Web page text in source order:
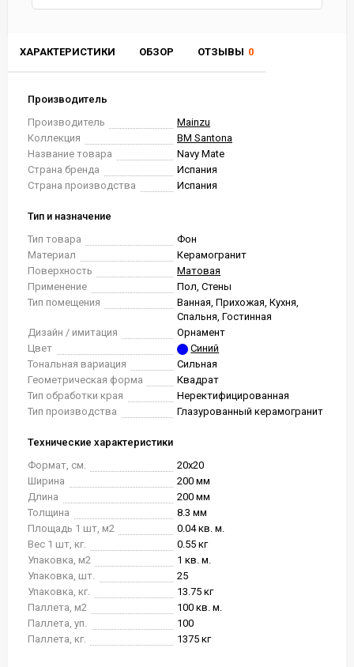
ХАРАКТЕРИСТИКИ ОБЗОР ОТЗЫВЫ 0
Производитель
Производитель
Mainzu
Коллекция
BM Santona
Название товара
Navy Mate
Страна бренда
Испания
Страна производства
Испания
Тип и назначение
Тип товара
Фон
Материал
Керамогранит
Поверхность
Матовая
Применение
Пол, Стены
Тип помещения
Ванная, Прихожая, Кухня,
Спальня, Гостинная
Дизайн / имитация
Орнамент
Цвет
Синий
Тональная вариация
Сильная
Геометрическая форма
Квадрат
Тип обработки края
Неректифицированная
Тип производства
Глазурованный керамогранит
Технические характеристики
Формат, см.
20x20
Ширина
200 мм
Длина
200 мм
Толщина
8.3 мм
Площадь 1 шт, м2
0.04 кв. м.
Вес 1 шт, кг.
0.55 кг
Упаковка, м2
1 кв. м.
Упаковка, шт.
25
Упаковка, кг.
13.75 кг
Паллета, м2
100 кв. м.
Паллета, уп.
100
Паллета, кг.
1375 кг